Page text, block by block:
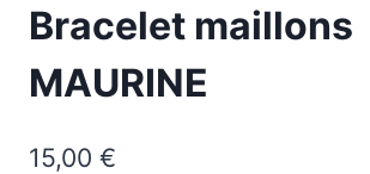
Bracelet maillons
MAURINE
15,00 €